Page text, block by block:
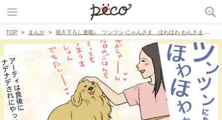
TOP まんが 描き下ろし連載♪ ツンツン にゃんさま ほわほわ わんさま